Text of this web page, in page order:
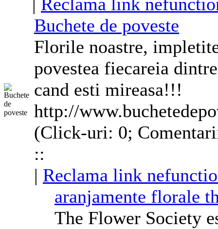
Buchete de poveste
Florile noastre,
povestea fiecareia
cand esti mireasa!!!
http://
(Click-uri: 0;
::
| Reclama link
aranjamente florale
The Flower Society